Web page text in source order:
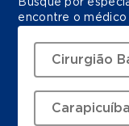
Busque por
encontre o médico